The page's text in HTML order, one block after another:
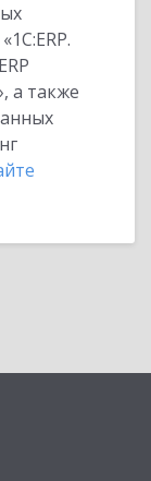
а также